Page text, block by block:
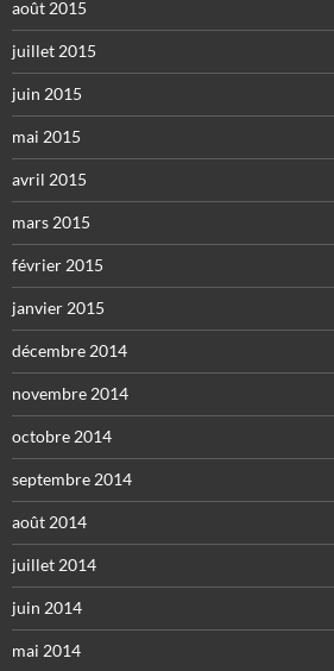
août 2015
juillet 2015
juin 2015
mai 2015
avril 2015
mars 2015
février 2015
janvier 2015
décembre 2014
novembre 2014
octobre 2014
septembre 2014
août 2014
juillet 2014
juin 2014
mai 2014